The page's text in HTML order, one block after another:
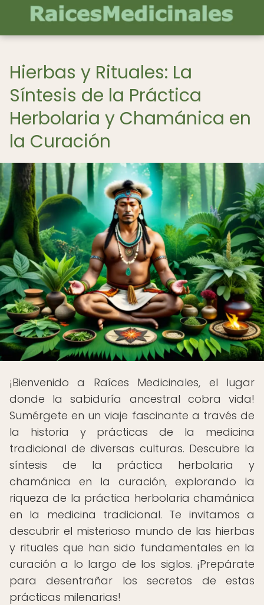
Hierbas y Rituales: La
Síntesis de la Práctica
Herbolaria y Chamánica en
la Curación
¡Bienvenido a Raíces Medicinales, el lugar
donde la sabiduría ancestral cobra vida!
Sumérgete en un viaje fascinante a través de
la historia y prácticas de la medicina
tradicional de diversas culturas. Descubre la
síntesis de la práctica herbolaria y
chamánica en la curación, explorando la
riqueza de la práctica herbolaria chamánica
en la medicina tradicional. Te invitamos a
descubrir el misterioso mundo de las hierbas
y rituales que han sido fundamentales en la
curación a lo largo de los siglos. ¡Prepárate
para desentrañar los secretos de estas
prácticas milenarias!